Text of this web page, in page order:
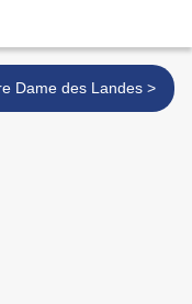
Notre Dame des Landes >